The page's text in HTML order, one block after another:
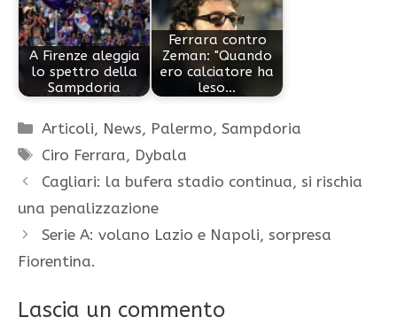
A Firenze aleggia
lo spettro della
Sampdoria
Ferrara contro
Zeman: "Quando
ero calciatore ha
leso…
Categorie
Articoli, News, Palermo,Sampdoria
Tag
Ciro Ferrara, Dybala
Cagliari: la bufera stadio continua, si rischia
una penalizzazione
Serie A: volano Lazio e Napoli, sorpresa
Fiorentina.
Lascia un commento